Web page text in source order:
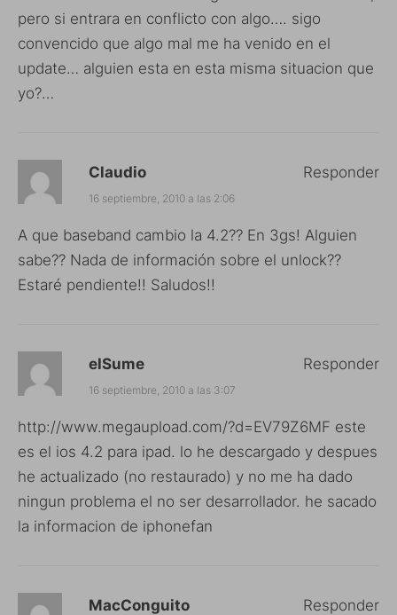
pero si entrara en conflicto con algo…. sigo
convencido que algo mal me ha venido en el
update… alguien esta en esta misma situacion que
yo?…
Claudio
16 septiembre, 2010 a las 2:06
A que baseband cambio la 4.2?? En 3gs! Alguien
sabe?? Nada de información sobre el unlock??
Estaré pendiente!! Saludos!!
Responder
elSume
16 septiembre, 2010 a las 3:07
http://www.megaupload.com/?d=EV79Z6MF este
es el ios 4.2 para ipad. lo he descargado y despues
he actualizado (no restaurado) y no me ha dado
ningun problema el no ser desarrollador. he sacado
la informacion de iphonefan
Responder
MacConguito Responder